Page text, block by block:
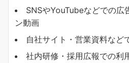
SNSやYouTubeなどでの広
ン動画
自社サイト・営業資料など
社内研修・採用広報での利